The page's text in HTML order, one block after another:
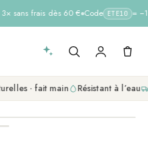
sans frais dès 60 € Code ETE10 =
· fait main Résistant à l’eau